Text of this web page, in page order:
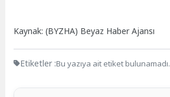
Kaynak: (BYZHA) Beyaz Haber Ajansı
Etiketler :Bu yazıya ait etiket bulunamadı.